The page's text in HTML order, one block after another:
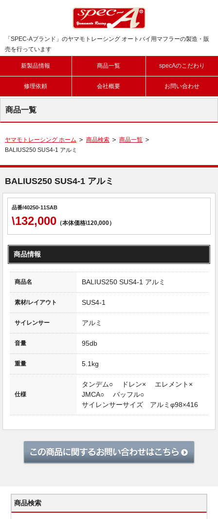
「SPEC-Aブランド」のヤマモトレーシング オートバイ用マフラーの製造・販
売を行っています
新製品情報 商品一覧 specAのこだわり
修理依頼 会社概要 お問い合わせ
商品一覧
ヤマモトレーシング ホーム 商品検索
商品一覧
BALIUS250 SUS4-1 アルミ
BALIUS250 SUS4-1 アルミ
品番/40250-11SAB
\132,000 （本体価格\120,000）
商品情報
商品名 BALIUS250 SUS4-1 アルミ
素材/レイアウト SUS4-1
サイレンサー アルミ
音量 95db
重量 5.1kg
仕様
タンデム○ ドレン× エレメント×
JMCA○ バッフル○
サイレンサーサイズ アルミφ98×416
商品検索